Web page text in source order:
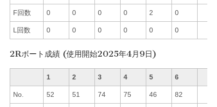
F回数 0 0 0 0 2 0
L回数 0 0 0 0 0 0
2Rボート成績 (使用開始2025年4月9日)
1 2 3 4 5 6
No. 52 51 74 75 46 82